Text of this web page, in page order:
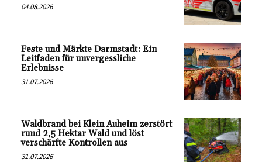
04.08.2026
Feste und Märkte Darmstadt: Ein
Leitfaden für unvergessliche
Erlebnisse
31.07.2026
Waldbrand bei Klein Auheim zerstört
rund 2,5 Hektar Wald und löst
verschärfte Kontrollen aus
31.07.2026